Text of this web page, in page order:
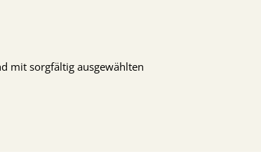
mit sorgfältig ausgewählten